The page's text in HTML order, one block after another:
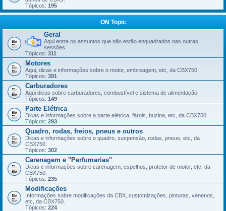
Tópicos: 195
ON Topic
Geral
Aqui entra os assuntos que não estão enquadrados nas outras
sessões.
Tópicos: 311
Motores
Aqui, dicas e informações sobre o motor, embreagem, etc, da CBX750.
Tópicos: 391
Carburadores
Aqui dicas sobre carburadores, combustível e sistema de alimentação.
Tópicos: 149
Parte Elétrica
Dicas e informações sobre a parte elétrica, fárois, buzina, etc, da CBX750.
Tópicos: 293
Quadro, rodas, freios, pneus e outros
Dicas e informações sobre o quadro, suspensão, rodas, pneus, etc, da
CBX750.
Tópicos: 302
Carenagem e "Perfumarias"
Dicas e informações sobre carenagem, espelhos, protetor de motor, etc, da
CBX750.
Tópicos: 235
Modificações
Informações sobre modificações da CBX, customizações, pinturas, venenos,
etc, da CBX750.
Tópicos: 224